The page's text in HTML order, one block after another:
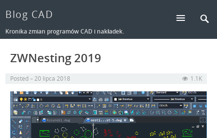
Blog CAD
Kronika zmian programów CAD i nakładek.
ZWNesting 2019
Posted 20 lipca 2018 1.1K